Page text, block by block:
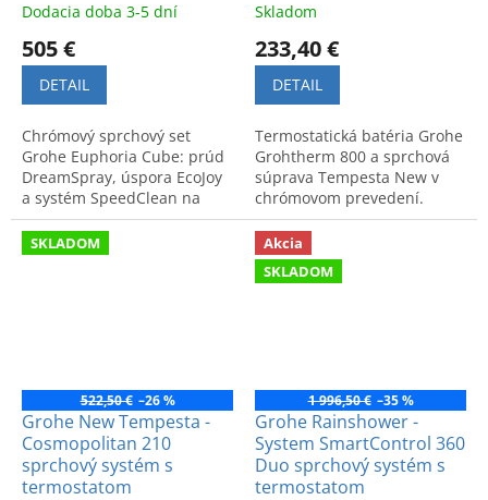
Dodacia doba 3-5 dní
505 €
DETAIL
Chrómový sprchový set
Grohe Euphoria Cube: prúd
DreamSpray, úspora EcoJoy
a systém SpeedClean na
jednoduché odstránenie
vodného kameňa. Špičkový
dizajn.
Skladom
233,40 €
DETAIL
Termostatická batéria Grohe
Grohtherm 800 a sprchová
súprava Tempesta New v
chrómovom prevedení.
Moderné technológie pre
komfort a bezpečnosť v
kúpeľni.
SKLADOM
522,50 € –26 %
Grohe New Tempesta -
Cosmopolitan 210
sprchový systém s
termostatom
Akcia
SKLADOM
1 996,50 € –35 %
Grohe Rainshower -
System SmartControl 360
Duo sprchový systém s
termostatom